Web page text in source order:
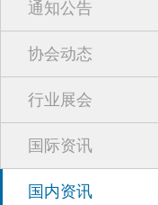
通知公告
协会动态
行业展会
国际资讯
国内资讯